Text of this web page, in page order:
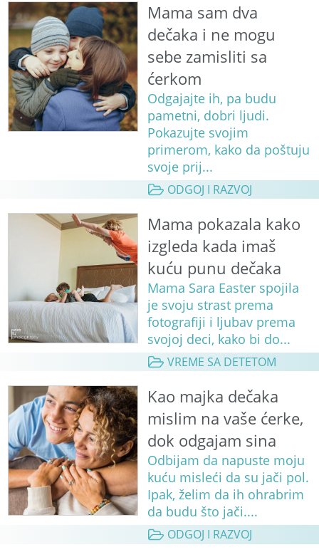
Mama sam dva
dečaka i ne mogu
sebe zamisliti sa
ćerkom
Odgajajte ih, pa budu
pametni, dobri ljudi.
Pokazujte svojim
primerom, kako da poštuju
svoje prij...
ODGOJ I RAZVOJ
Mama pokazala kako
izgleda kada imaš
kuću punu dečaka
Mama Sara Easter spojila
je svoju strast prema
fotografiji i ljubav prema
svojoj deci, kako bi do...
VREME SA DETETOM
Kao majka dečaka
mislim na vaše ćerke,
dok odgajam sina
Odbijam da napuste moju
kuću misleći da su jači pol.
Ipak, želim da ih ohrabrim
da budu što jači....
ODGOJ I RAZVOJ